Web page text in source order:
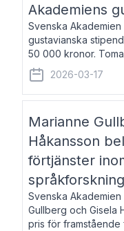
Akademiens
Svenska Akademien
gustavianska
50 000 kronor.
projektledare inom
utkom i fjol med
2026-03-17
Marianne
Håkansson
förtjänster
Svenska
Gullberg och Gisela
pris för framstående